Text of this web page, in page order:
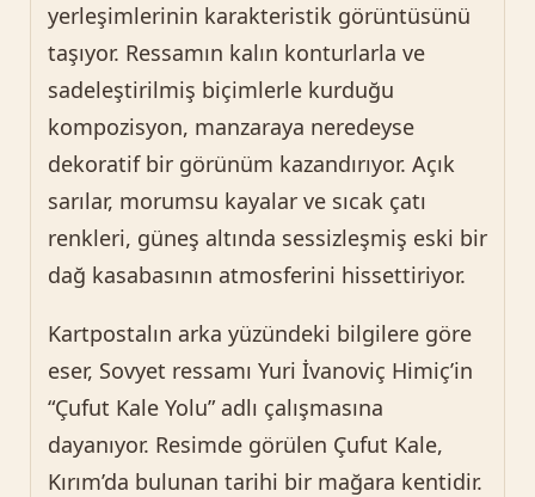
yerleşimlerinin karakteristik görüntüsünü
taşıyor. Ressamın kalın konturlarla ve
sadeleştirilmiş biçimlerle kurduğu
kompozisyon, manzaraya neredeyse
dekoratif bir görünüm kazandırıyor. Açık
sarılar, morumsu kayalar ve sıcak çatı
renkleri, güneş altında sessizleşmiş eski bir
dağ kasabasının atmosferini hissettiriyor.
Kartpostalın arka yüzündeki bilgilere göre
eser, Sovyet ressamı Yuri İvanoviç Himiç’in
“Çufut Kale Yolu” adlı çalışmasına
dayanıyor. Resimde görülen Çufut Kale,
Kırım’da bulunan tarihi bir mağara kentidir.